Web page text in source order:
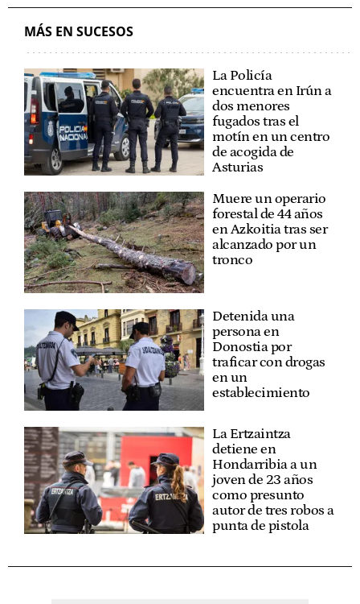
MÁS EN SUCESOS
La Policía
encuentra en Irún a
dos menores
fugados tras el
motín en un centro
de acogida de
Asturias
Muere un operario
forestal de 44 años
en Azkoitia tras ser
alcanzado por un
tronco
Detenida una
persona en
Donostia por
traficar con drogas
en un
establecimiento
La Ertzaintza
detiene en
Hondarribia a un
joven de 23 años
como presunto
autor de tres robos a
punta de pistola